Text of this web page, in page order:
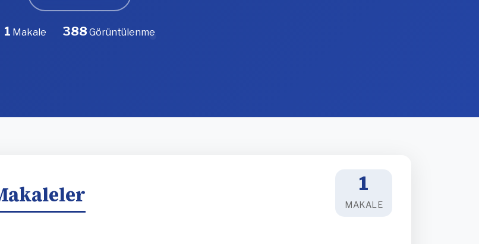
1 Makale 388 Görüntülenme
1
MAKALE